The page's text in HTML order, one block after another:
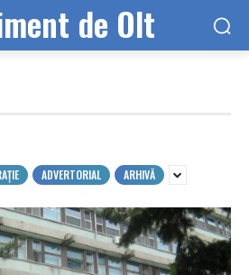
de Olt
ADVERTORIAL ARHIVĂ